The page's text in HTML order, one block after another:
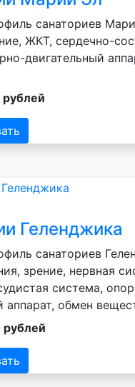
санаториев
ЖКТ, сердечно-
двигательный
Геленджика
санаториев
зрение, нервная
система,
аппарат, обмен